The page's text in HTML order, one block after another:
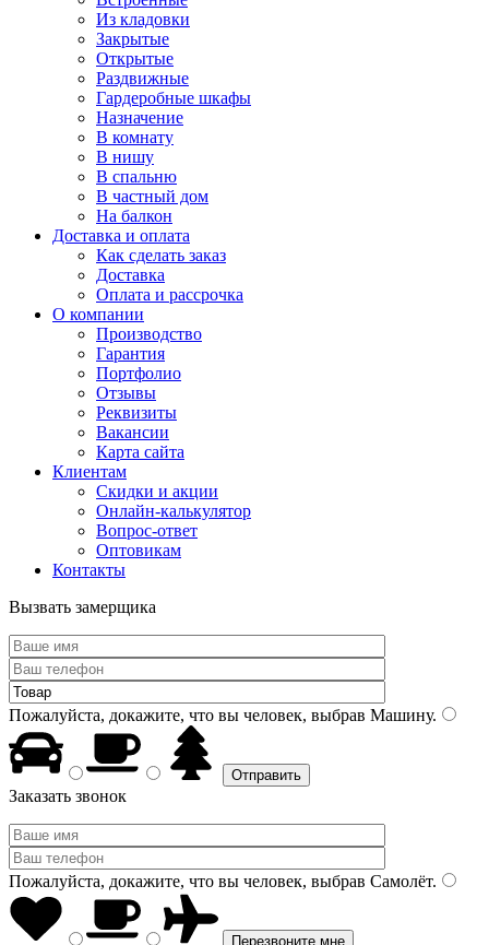
Из кладовки
Закрытые
Открытые
Раздвижные
Гардеробные шкафы
Назначение
В комнату
В нишу
В спальню
В частный дом
На балкон
Доставка и оплата
Как сделать заказ
Доставка
Оплата и рассрочка
О компании
Производство
Гарантия
Портфолио
Отзывы
Реквизиты
Вакансии
Карта сайта
Клиентам
Скидки и акции
Онлайн-калькулятор
Вопрос-ответ
Оптовикам
Контакты
Вызвать замерщика
Пожалуйста, докажите, что вы человек, выбрав Машину.
Заказать звонок
Пожалуйста, докажите, что вы человек, выбрав Самолёт.